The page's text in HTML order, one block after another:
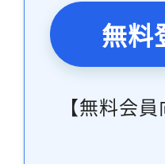
無料
【無料会